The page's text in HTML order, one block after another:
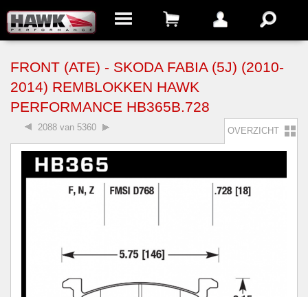
FRONT (ATE) - SKODA FABIA (5J) (2010-
2014) REMBLOKKEN HAWK
PERFORMANCE HB365B.728
2088 van 5360 OVERZICHT